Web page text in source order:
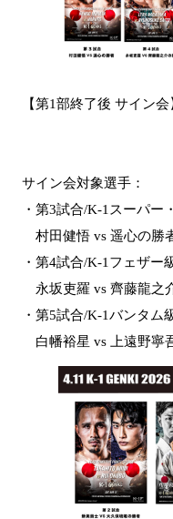
【第1部終了後 サイン会
サイン会対象選手：
・第3試合/K-1スーパー
村田健悟 vs 遥心の勝
・第4試合/K-1フェザー
永坂吏羅 vs 齊藤龍之
・第5試合/K-1バンタム
白幡裕星 vs 上遠野寧